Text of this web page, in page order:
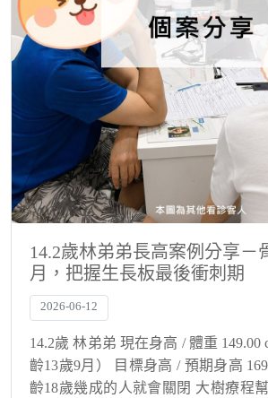
14.2歲林弟弟長高案例分享－
月，把握生長板最後衝刺期
2026-06-12
14.2歲 林弟弟 現在身高 / 體重 149.00
齡13歲9月） 目標身高 / 預期身高
齡18歲幾成的人就會關閉 大樹療程